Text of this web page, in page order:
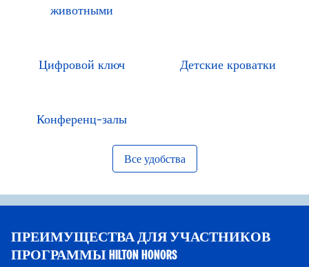
животными
Цифровой ключ Детские кроватки
Конференц-залы
Все удобства
ПРЕИМУЩЕСТВА ДЛЯ УЧАСТНИКОВ
ПРОГРАММЫ HILTON HONORS